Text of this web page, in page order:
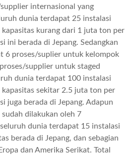
internasional yang
dunia terdapat 25 instalasi
kapasitas kurang dari 1 juta ton per
ini berada di Jepang. Sedangkan
6 proses/suplier untuk kelompok
supplier untuk staged
dunia terdapat 100 instalasi
kapasitas sekitar 2.5 juta ton per
juga berada di Jepang. Adapun
dilakukan oleh 7
dunia terdapat 15 instalasi
berada di Jepang, dan sebagian
dan Amerika Serikat. Total